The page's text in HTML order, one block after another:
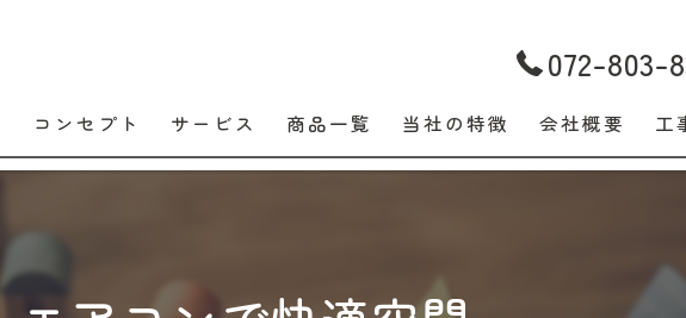
072-803-
コンセプト サービス 商品一覧 当社の特徴
工事
会社概要 工